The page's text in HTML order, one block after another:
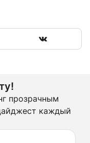
прозрачным
каждый